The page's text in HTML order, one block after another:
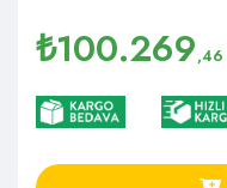
₺100.269,46